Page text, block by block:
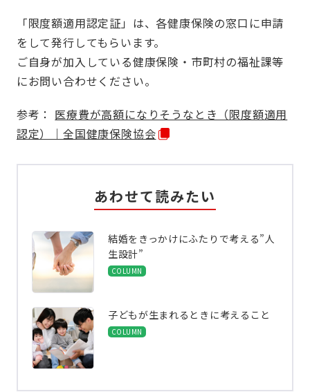
「限度額適用認定証」は、各健康保険の窓口に申請
をして発行してもらいます。
ご自身が加入している健康保険・市町村の福祉課等
にお問い合わせください。
参考： 医療費が高額になりそうなとき（限度額適用
認定）｜全国健康保険協会
あわせて読みたい
結婚をきっかけにふたりで考える”人
生設計”
COLUMN
子どもが生まれるときに考えること
COLUMN